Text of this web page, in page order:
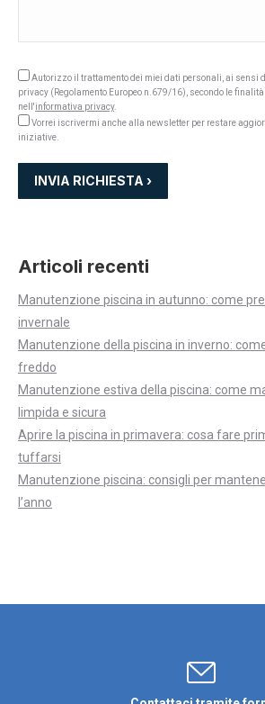
Autorizzo il trattamento dei miei dati personali, ai sensi
privacy (Regolamento Europeo n.679/16), secondo le
nell'informativa privacy.
Vorrei iscrivermi anche alla newsletter per restare
iniziative.
Articoli recenti
Manutenzione piscina in autunno: come
invernale
Manutenzione della piscina in inverno:
freddo
Manutenzione estiva della piscina: come
limpida e sicura
Aprire la piscina in primavera: cosa fare
tuffarsi
Manutenzione piscina: consigli per
l’anno